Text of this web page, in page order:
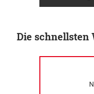
Die schnellsten